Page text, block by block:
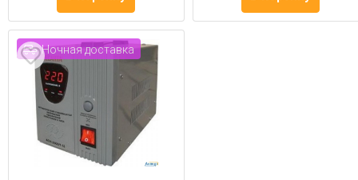
Ночная доставка